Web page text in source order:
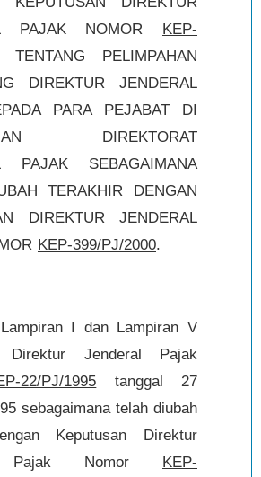
PAJAK NOMOR
KEP-
TENTANG PELIMPAHAN
DIREKTUR JENDERAL
PARA PEJABAT DI
DIREKTORAT
PAJAK SEBAGAIMANA
TERAKHIR DENGAN
DIREKTUR JENDERAL
KEP-399/PJ/2000.
Lampiran I dan Lampiran V
Direktur Jenderal Pajak
22/PJ/1995 tanggal 27
sebagaimana telah diubah
Keputusan Direktur
Pajak Nomor
KEP-